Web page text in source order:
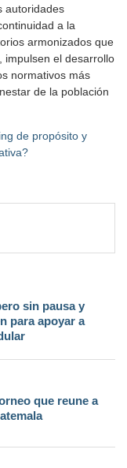
autoridades
a la
armonizados que
impulsen el desarrollo
normativos más
de la población
de propósito y
sin pausa y
para apoyar a
que reune a